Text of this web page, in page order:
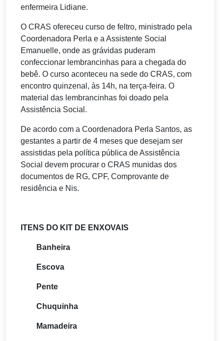
enfermeira Lidiane.
O CRAS ofereceu curso de feltro, ministrado pela
Coordenadora Perla e a Assistente Social
Emanuelle, onde as grávidas puderam
confeccionar lembrancinhas para a chegada do
bebê. O curso aconteceu na sede do CRAS, com
encontro quinzenal, às 14h, na terça-feira. O
material das lembrancinhas foi doado pela
Assistência Social.
De acordo com a Coordenadora Perla Santos, as
gestantes a partir de 4 meses que desejam ser
assistidas pela política pública de Assistência
Social devem procurar o CRAS munidas dos
documentos de RG, CPF, Comprovante de
residência e Nis.
ITENS DO KIT DE ENXOVAIS
Banheira
Escova
Pente
Chuquinha
Mamadeira